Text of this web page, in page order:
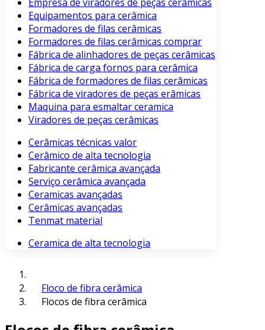
Equipamentos para cerâmica
Formadores de filas cerâmicas
Formadores de filas cerâmicas comprar
Fábrica de alinhadores de peças cerâmicas
Fábrica de carga fornos para cerâmica
Fábrica de formadores de filas cerâmicas
Fábrica de viradores de peças erâmicas
Maquina para esmaltar ceramica
Viradores de peças cerâmicas
Cerâmicas técnicas valor
Cerâmico de alta tecnologia
Fabricante cerâmica avançada
Serviço cerâmica avançada
Ceramicas avançadas
Cerâmicas avançadas
Tenmat material
Ceramica de alta tecnologia
Floco de fibra cerâmica
Flocos de fibra cerâmica